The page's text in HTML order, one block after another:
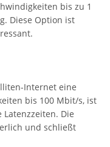
bis zu 1
Diese Option ist
Internet eine
bis 100 Mbit/s, ist
Die
und schließt